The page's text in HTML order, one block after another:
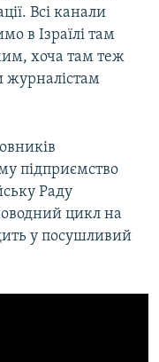
Всі канали
в Ізраїлі там
хоча там теж
журналістам
підприємство
Раду
цикл на
у посушливий